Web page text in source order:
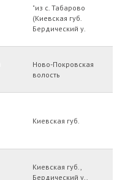
"из с. Табарово
(Киевская губ.
Бердический у.
Ново-Покровская
волость
Киевская губ.
Киевская губ.,
Бердический у.,